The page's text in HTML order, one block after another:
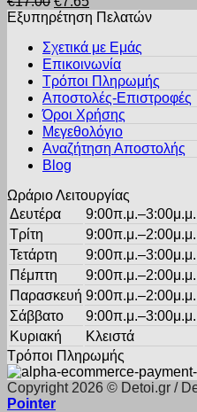
στη
σελίδα
προϊόντος
έχει
πολλαπλές
επιλογές
μπορούν
επιλεγούν
σελίδα
price
€17.00.
τρέχουσα
είναι:
€7.65.
Εξυπηρέτηση Πελατών
Σχετικά με Εμάς
Επικοινωνία
Τρόποι Πληρωμής
Αποστολές-Επιστροφές
Όροι Χρήσης
Μεγεθολόγιο
Αναζήτηση Αποστολής
Blog
Ωράριο Λειτουργίας
Δευτέρα
9:00π.μ.–3:00μ.μ.
Τρίτη
Τετάρτη
9:00π.μ.–3:00μ.μ.
Πέμπτη
Παρασκευή
Σάββατο
9:00π.μ.–3:00μ.μ.
Κυριακή
Κλειστά
Τρόποι Πληρωμής
Copyright 2026 © Detoi.gr /
Pointer